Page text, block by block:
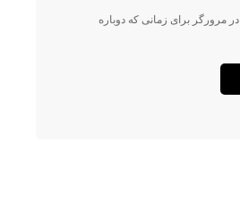
مرورگر برای زمانی که دوباره